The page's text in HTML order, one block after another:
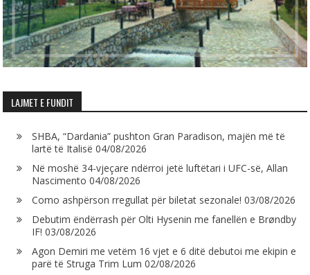
LAJMET E FUNDIT
SHBA, “Dardania” pushton Gran Paradison, majën më të
lartë të Italisë 04/08/2026
Në moshë 34-vjeçare ndërroi jetë luftëtari i UFC-së, Allan
Nascimento 04/08/2026
Como ashpërson rregullat për biletat sezonale! 03/08/2026
Debutim ëndërrash për Olti Hysenin me fanellën e Brøndby
IF! 03/08/2026
Agon Demiri me vetëm 16 vjet e 6 ditë debutoi me ekipin e
parë të Struga Trim Lum 02/08/2026